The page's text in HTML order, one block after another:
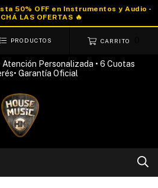
PRODUCTOS CARRITO
Atención Personalizada • 6 Cuotas
Garantía Oficial